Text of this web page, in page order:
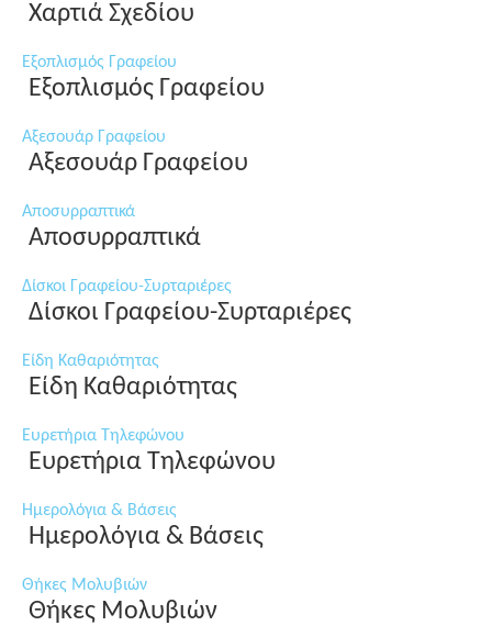
Χαρτιά Σχεδίου
Εξοπλισμός Γραφείου
Εξοπλισμός Γραφείου
Αξεσουάρ Γραφείου
Αξεσουάρ Γραφείου
Αποσυρραπτικά
Αποσυρραπτικά
Δίσκοι Γραφείου-Συρταριέρες
Δίσκοι Γραφείου-Συρταριέρες
Είδη Καθαριότητας
Είδη Καθαριότητας
Ευρετήρια Τηλεφώνου
Ευρετήρια Τηλεφώνου
Ημερολόγια & Βάσεις
Ημερολόγια & Βάσεις
Θήκες Μολυβιών
Θήκες Μολυβιών